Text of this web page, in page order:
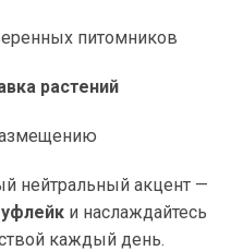
питомников
растений
нейтральный акцент —
и наслаждайтесь
каждый день.